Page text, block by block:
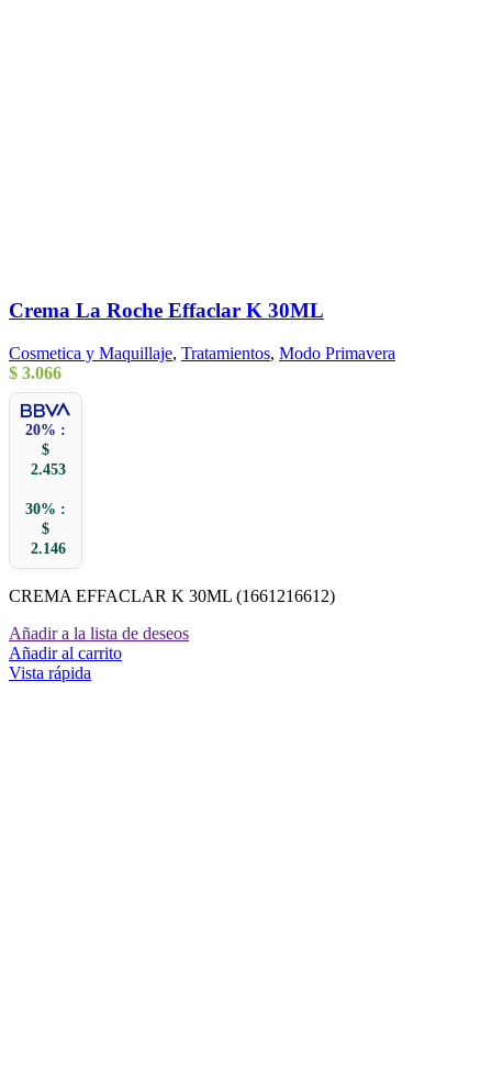
Crema La Roche Effaclar K 30ML
Cosmetica y Maquillaje, Tratamientos, Modo Primavera
$ 3.066
20% :
$
2.453
30% :
$
2.146
CREMA EFFACLAR K 30ML (1661216612)
Añadir a la lista de deseos
Añadir al carrito
Vista rápida